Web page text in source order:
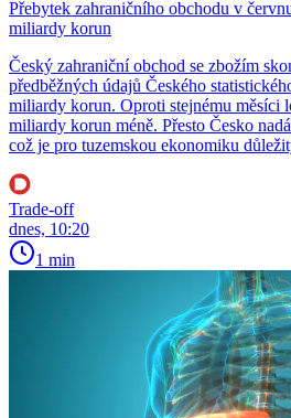
Přebytek zahraničního obchodu v
miliardy korun
Český zahraniční obchod se zbožím
předběžných údajů Českého
miliardy korun. Oproti stejnému měsíci
miliardy korun méně. Přesto Česko
což je pro tuzemskou ekonomiku
Trade-off
dnes, 10:20
1 min